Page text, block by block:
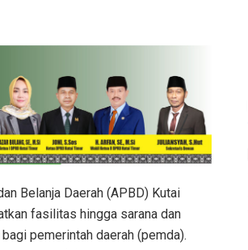
Belanja Daerah (APBD) Kutai
fasilitas hingga sarana dan
pemerintah daerah (pemda).